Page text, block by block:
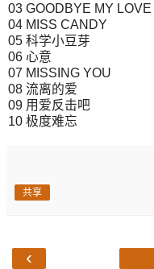
03 GOODBYE MY LOVE
04 MISS CANDY
05 科学小豆芽
06 心意
07 MISSING YOU
08 流离的爱
09 用爱反击吧
10 极度难忘
共享
‹